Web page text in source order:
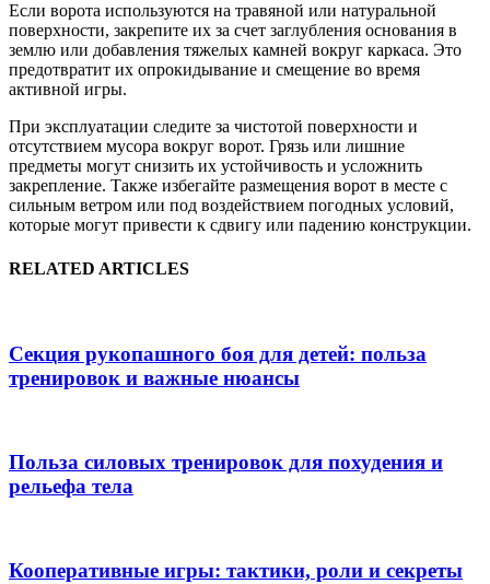
Если ворота используются на травяной или натуральной
поверхности, закрепите их за счет заглубления основания в
землю или добавления тяжелых камней вокруг каркаса. Это
предотвратит их опрокидывание и смещение во время
активной игры.
При эксплуатации следите за чистотой поверхности и
отсутствием мусора вокруг ворот. Грязь или лишние
предметы могут снизить их устойчивость и усложнить
закрепление. Также избегайте размещения ворот в месте с
сильным ветром или под воздействием погодных условий,
которые могут привести к сдвигу или падению конструкции.
RELATED ARTICLES
Секция рукопашного боя для детей: польза
тренировок и важные нюансы
Польза силовых тренировок для похудения и
рельефа тела
Кооперативные игры: тактики, роли и секреты